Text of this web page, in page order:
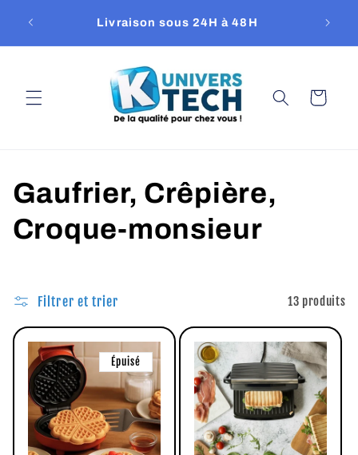
passer
contenu
Livraison sous 24H à 48H
Panier
C
o
l
e
c
Gaufrier, Crêpière,
Croque-monsieur
Filtrer et trier 13 produits
Épuisé